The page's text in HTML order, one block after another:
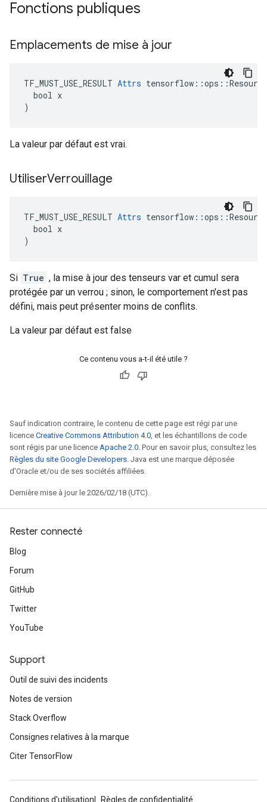
Fonctions publiques
Emplacements de mise à jour
TF_MUST_USE_RESULT Attrs
  bool x
)
La valeur par défaut est vrai.
UtiliserVerrouillage
TF_MUST_USE_RESULT Attrs
  bool x
)
Si True , la mise à jour des tenseurs var et cumul sera
protégée par un verrou ; sinon, le comportement n'est pas
défini, mais peut présenter moins de conflits.
La valeur par défaut est false
Ce contenu vous a-t-il été utile ?
Sauf indication contraire, le contenu de cette page est régi par une
licence Creative Commons Attribution 4.0, et les échantillons de code
sont régis par une licence Apache 2.0. Pour en savoir plus, consultez les
Règles du site Google Developers. Java est une marque déposée
d'Oracle et/ou de ses sociétés affiliées.
Dernière mise à jour le 2026/02/18 (UTC).
Rester connecté
Blog
Forum
GitHub
Twitter
YouTube
Support
Outil de suivi des incidents
Notes de version
Stack Overflow
Consignes relatives à la marque
Citer TensorFlow
Conditions d'utilisation Règles de confidentialité